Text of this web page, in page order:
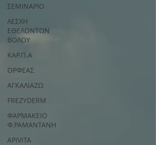
ΣΕΜΙΝΑΡΙΟ
ΛΕΣΧΗ
ΕΘΕΛΟΝΤΩΝ
ΒΟΛΟΥ
ΚΑΡ.Π.Α
ΟΡΦΕΑΣ
ΑΓΚΑΛΙΑΖΩ
FREZYDERM
ΦΑΡΜΑΚΕΙΟ
Φ.ΡΑΜΑΝΤΑΝΗ
APIVITA